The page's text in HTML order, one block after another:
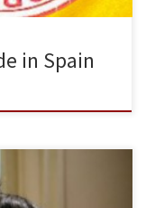
in Spain